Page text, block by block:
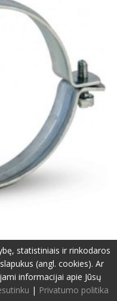
politika
Svetainę sukūrė:www.pepa.lt
statistiniais ir rinkodaros
(angl. cookies). Ar
informacijai apie Jūsų
| Privatumo politika